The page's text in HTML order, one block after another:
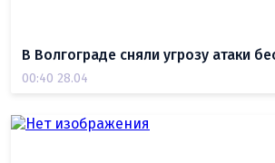
В Волгограде сняли угрозу атаки
00:40 28.04